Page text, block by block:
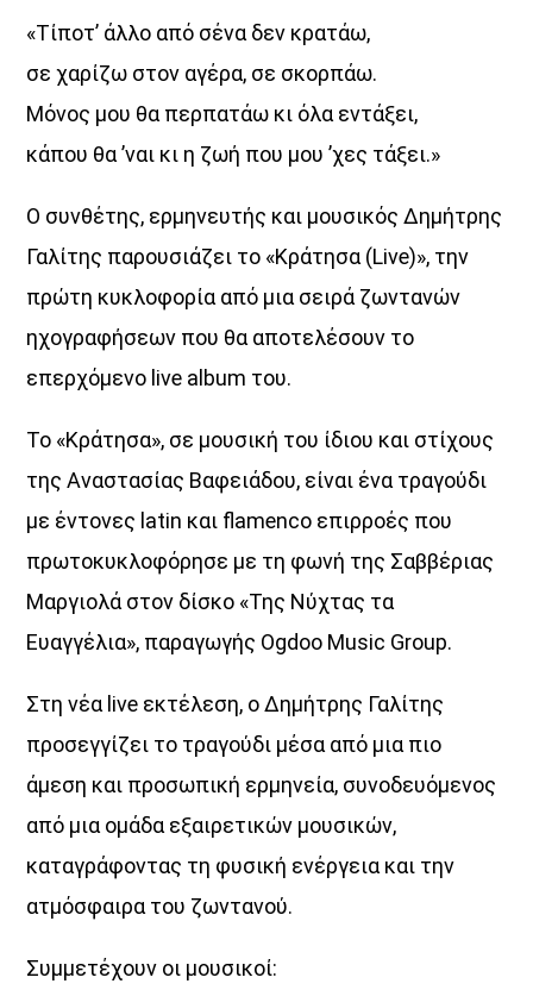
Μια Θάλασσα Τραγούδια
ΜΟΥΣΙΚΗ
16:00
18:00
HOT 40 Θέμης Γεωργαντάς
18:00
20:00
20:00
21:00
«Τίποτ’ άλλο από σένα δεν κρατάω,
σε χαρίζω στον αγέρα, σε σκορπάω.
Μόνος μου θα περπατάω κι όλα εντάξει,
κάπου θα ’ναι κι η ζωή που μου ’χες τάξει.»
Ο συνθέτης, ερμηνευτής και μουσικός Δημήτρης
Γαλίτης παρουσιάζει το «Κράτησα (Live)», την
πρώτη κυκλοφορία από μια σειρά ζωντανών
ηχογραφήσεων που θα αποτελέσουν το
επερχόμενο live album του.
Το «Κράτησα», σε μουσική του ίδιου και στίχους
της Αναστασίας Βαφειάδου, είναι ένα τραγούδι
με έντονες latin και flamenco επιρροές που
πρωτοκυκλοφόρησε με τη φωνή της Σαββέριας
Μαργιολά στον δίσκο «Της Νύχτας τα
Ευαγγέλια», παραγωγής Ogdoo Music Group.
Στη νέα live εκτέλεση, ο Δημήτρης Γαλίτης
προσεγγίζει το τραγούδι μέσα από μια πιο
άμεση και προσωπική ερμηνεία, συνοδευόμενος
από μια ομάδα εξαιρετικών μουσικών,
καταγράφοντας τη φυσική ενέργεια και την
ατμόσφαιρα του ζωντανού.
Συμμετέχουν οι μουσικοί: